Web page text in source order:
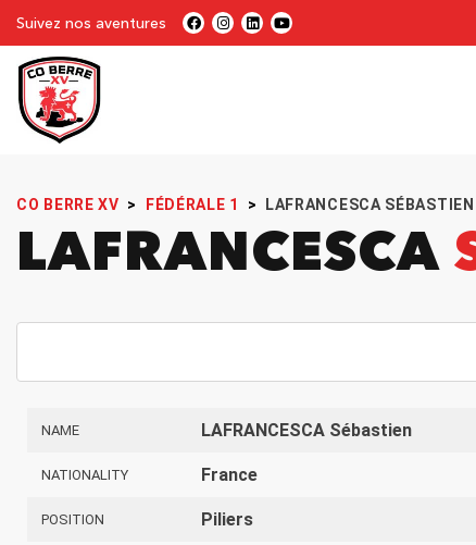
Suivez nos aventures
CO BERRE XV > FÉDÉRALE 1 > LAFRANCESCA SÉBASTIEN
LAFRANCESCA
NAME LAFRANCESCA Sébastien
NATIONALITY France
POSITION Piliers